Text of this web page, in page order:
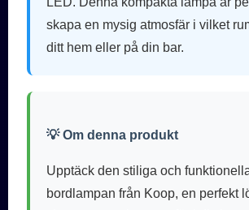
skapa en mysig atmosfär i vilket
ditt hem eller på din bar.
💡 Om denna produkt
Upptäck den stiliga och
bordlampan från Koop, en perfekt